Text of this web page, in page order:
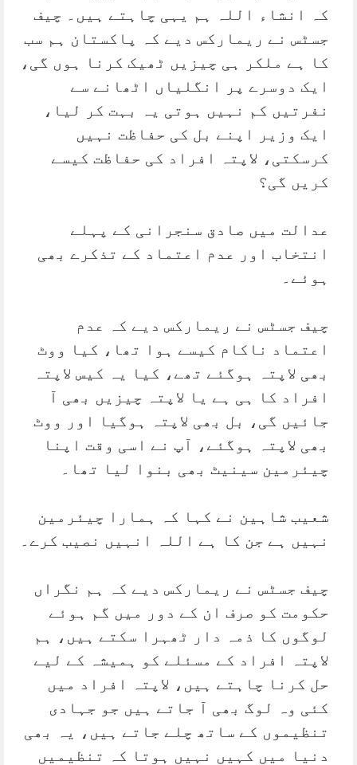
کہ انشاء اللہ ہم یہی چاہتے ہیں۔ چیف
جسٹس نے ریمارکس دیے کہ پاکستان ہم سب
کا ہے ملکر ہی چیزیں ٹھیک کرنا ہوں گی،
ایک دوسرے پر انگلیاں اٹھانے سے
نفرتیں کم نہیں ہوتی یہ بہت کر لیا،
ایک وزیر اپنے بل کی حفاظت نہیں
کرسکتی، لاپتہ افراد کی حفاظت کیسے
کریں گی؟
عدالت میں صادق سنجرانی کے پہلے
انتخاب اور عدم اعتماد کے تذکرے بھی
ہوئے۔
چیف جسٹس نے ریمارکس دیے کہ عدم
اعتماد ناکام کیسے ہوا تھا، کیا ووٹ
بھی لاپتہ ہوگئے تھے، کیا یہ کیس لاپتہ
افراد کا ہی ہے یا لاپتہ چیزیں بھی آ
جائیں گی، بل بھی لاپتہ ہوگیا اور ووٹ
بھی لاپتہ ہوگئے، آپ نے اسی وقت اپنا
چیئرمین سینیٹ بھی بنوا لیا تھا۔
شعیب شاہین نے کہا کہ ہمارا چیئرمین
نہیں ہے جن کا ہے اللہ انہیں نصیب کرے۔
چیف جسٹس نے ریمارکس دیے کہ ہم نگراں
حکومت کو صرف ان کے دور میں گم ہوئے
لوگوں کا ذمہ دار ٹھہرا سکتے ہیں، ہم
لاپتہ افراد کے مسئلے کو ہمیشہ کے لیے
حل کرنا چاہتے ہیں، لاپتہ افراد میں
کئی وہ لوگ بھی آ جاتے ہیں جو جہادی
تنظیموں کے ساتھ چلے جاتے ہیں، یہ بھی
دنیا میں کہیں نہیں ہوتا کہ تنظیمیں